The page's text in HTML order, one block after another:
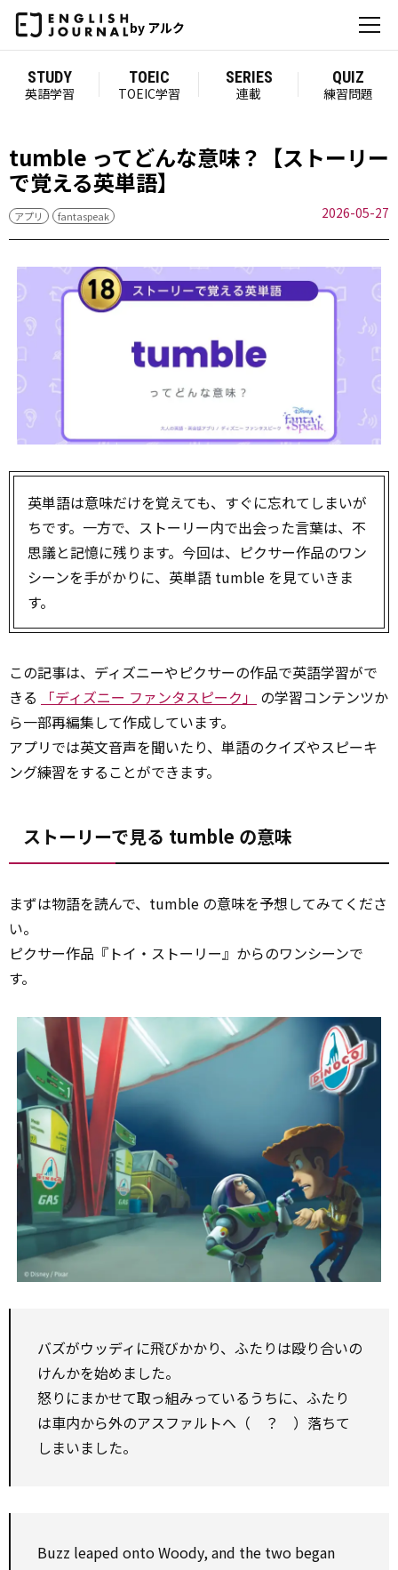
by アルク
STUDY
英語学習
TOEIC
TOEIC学習
SERIES
連載
QUIZ
練習問題
tumble ってどんな意味？【ストーリー
で覚える英単語】
アプリ fantaspeak 2026-05-27
英単語は意味だけを覚えても、すぐに忘れてしまいが
ちです。一方で、ストーリー内で出会った言葉は、不
思議と記憶に残ります。今回は、ピクサー作品のワン
シーンを手がかりに、英単語 tumble を見ていきま
す。
この記事は、ディズニーやピクサーの作品で英語学習がで
きる
「ディズニー ファンタスピーク」
の学習コンテンツか
ら一部再編集して作成しています。
アプリでは英文音声を聞いたり、単語のクイズやスピーキ
ング練習をすることができます。
ストーリーで見る tumble の意味
まずは物語を読んで、tumble の意味を予想してみてくださ
い。
ピクサー作品『トイ・ストーリー』からのワンシーンで
す。
バズがウッディに飛びかかり、ふたりは殴り合いの
けんかを始めました。
怒りにまかせて取っ組みっているうちに、ふたり
は車内から外のアスファルトへ（ ？ ）落ちて
しまいました。
Buzz leaped onto Woody, and the two began